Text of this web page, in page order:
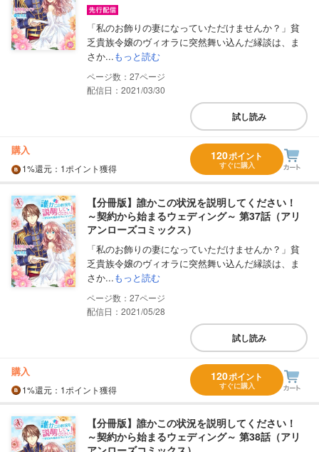
「私のお飾りの妻になっていただけませんか？」貧
乏貴族令嬢のヴィオラに突然舞い込んだ縁談は、ま
さか...もっと読む
27
配信日：2021/03/30
試し読み
購入
1%還元 ：1ポイント獲得
120ポイント
すぐに購入
【分冊版】誰かこの状況を説明してください！
～契約から始まるウェディング～ 第37話（アリ
アンローズコミックス）
「私のお飾りの妻になっていただけませんか？」貧
乏貴族令嬢のヴィオラに突然舞い込んだ縁談は、ま
さか...もっと読む
27
配信日：2021/05/28
試し読み
購入
1%還元 ：1ポイント獲得
120ポイント
すぐに購入
【分冊版】誰かこの状況を説明してください！
～契約から始まるウェディング～ 第38話（アリ